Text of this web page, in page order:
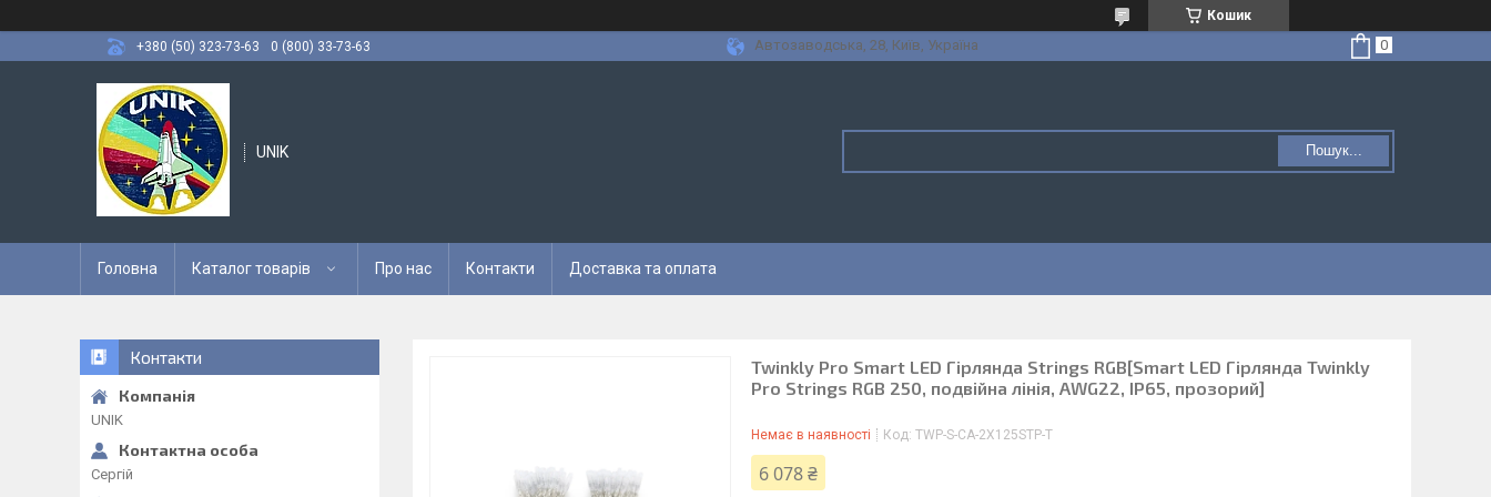
Кошик
+380 (50) 323-73-63
0 (800) 33-73-63 Автозаводська, 28, Київ, Україна
UNIK Пошук...
Головна Каталог товарів Про нас Контакти Доставка та оплата
Twinkly Pro Smart LED Гірлянда Strings RGB[Smart LED Гірлянда Twinkly
Pro Strings RGB 250, подвійна лінія, AWG22, IP65, прозорий]
Немає в наявності Код: TWP-S-CA-2X125STP-T
6 078 ₴
Контакти
UNIK
Сергій